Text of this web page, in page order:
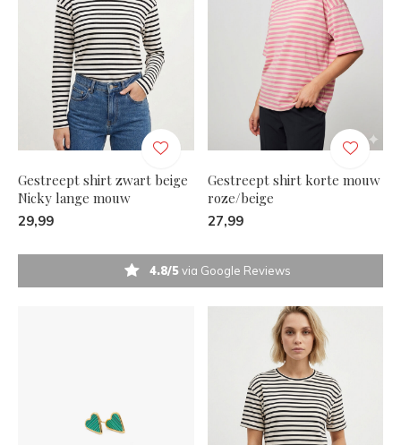
Gestreept shirt zwart beige
Nicky lange mouw
29,99
Gestreept shirt korte mouw
roze/beige
27,99
4.8/5via Google Reviews